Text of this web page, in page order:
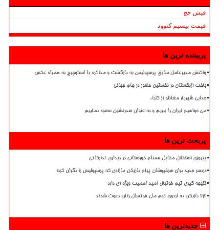
فیش حج
قیمت بیسیم کنوود
پربیننده ترین ها
واکنش مدیرعامل سابق پرسپولیس به بازگشت و مذاکره با اسکوچیچ به همراه عکس
باخت ازبکستان در نخستین حضور در جام جهانی
جدایی شهریار مغانلو از کلباء
می خواهیم ایران را ببریم و به عنوان صدرنشین صعود نماییم
پربحث ترین ها
پیروزی استقلال مقابل همنام خوزستانی در دیداری تدارکاتی
دردسر جدید برای سرخپوشان پیام بازیکن مازادی که پرسپولیس را نگران کرد!
نتیجه گیری تیم فوتبال امید اهمیت ویژه ای دارد
۲۴ بازیکن به اردوی تیم ملی فوتسال زنان دعوت شدند
جدیدترین ها